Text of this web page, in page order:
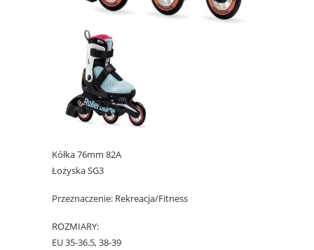
Kółka 76mm 82A
Łożyska SG3
Przeznaczenie: Rekreacja/Fitness
ROZMIARY:
EU 35-36.5, 38-39